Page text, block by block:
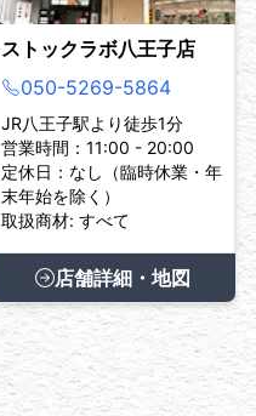
ストックラボ八王子店
050-5269-5864
JR八王子駅より徒歩1分
営業時間：11:00 - 20:00
定休日：なし（臨時休業・年
末年始を除く）
取扱商材: すべて
店舗詳細・地図